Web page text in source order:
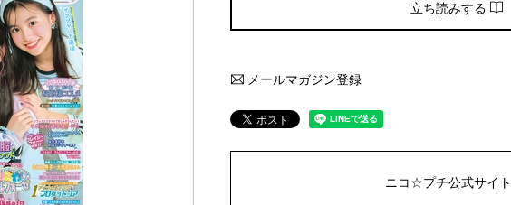
立ち読みする
メールマガジン登録
ニコ☆プチ公式サイト